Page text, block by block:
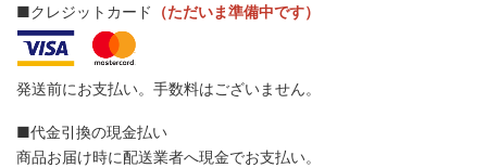
■クレジットカード （ただいま準備中です）
発送前にお支払い。手数料はございません。
■代金引換の現金払い
商品お届け時に配送業者へ現金でお支払い。